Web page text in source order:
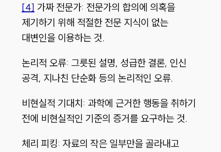
[4] 가짜 전문가: 전문가의 합의에 의혹을
제기하기 위해 적절한 전문 지식이 없는
대변인을 이용하는 것.
논리적 오류: 그릇된 설명, 성급한 결론, 인신
공격, 지나친 단순화 등의 논리적인 오류.
비현실적 기대치: 과학에 근거한 행동을 취하기
전에 비현실적인 기준의 증거를 요구하는 것.
체리 피킹: 자료의 작은 일부만을 골라내고